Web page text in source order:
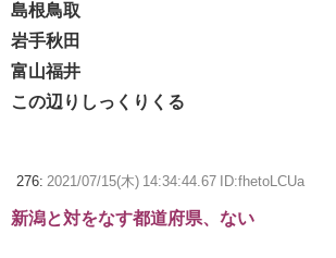
島根鳥取
岩手秋田
富山福井
この辺りしっくりくる
276: 2021/07/15(木) 14:34:44.67 ID:fhetoLCUa
新潟と対をなす都道府県、ない